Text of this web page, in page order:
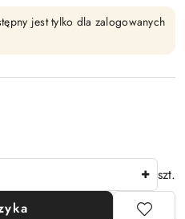
jest tylko dla zalogowanych
szt.